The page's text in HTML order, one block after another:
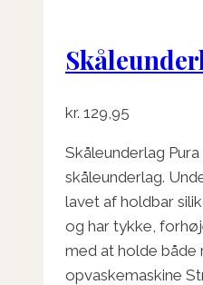
kr. 129,95
Skåleunderlag Pura
skåleunderlag.
lavet af holdbar
og har tykke,
med at holde
opvaskemaskine